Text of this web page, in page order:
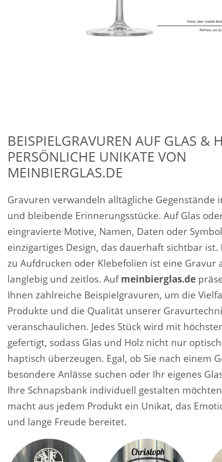
BEISPIELGRAVUREN AUF GLAS &
PERSÖNLICHE UNIKATE VON
MEINBIERGLAS.DE
Gravuren verwandeln alltägliche Gegenstände
und bleibende Erinnerungsstücke. Auf Glas
eingravierte Motive, Namen, Daten oder
einzigartiges Design, das dauerhaft sichtbar ist.
zu Aufdrucken oder Klebefolien ist eine Gravur
langlebig und zeitlos. Auf meinbierglas.de
Ihnen zahlreiche Beispielgravuren, um die
Produkte und die Qualität unserer
veranschaulichen. Jedes Stück wird mit
gefertigt, sodass Glas und Holz nicht nur
haptisch überzeugen. Egal, ob Sie nach einem
besondere Anlässe suchen oder Ihr eigenes
Ihre Schnapsbank individuell gestalten
macht aus jedem Produkt ein Unikat, das
und lange Freude bereitet.